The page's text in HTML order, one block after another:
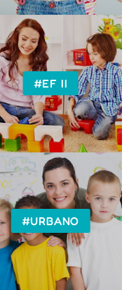
#EF II
#URBANO